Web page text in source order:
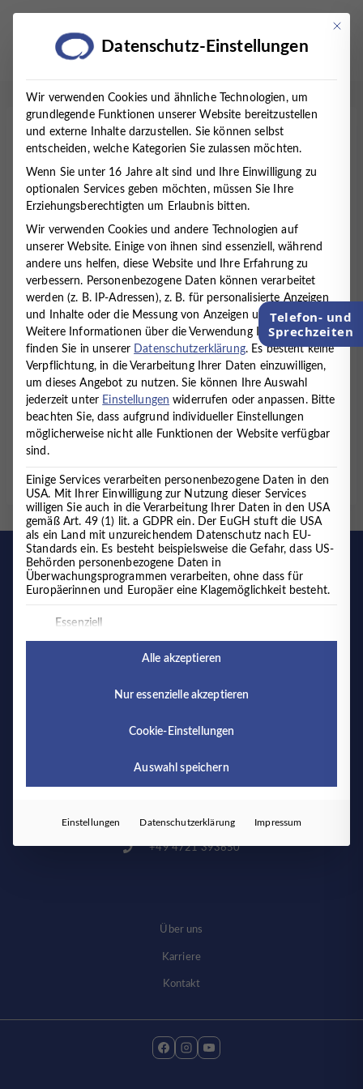
Startseite / Therapien / Psychologische Testungen
Psychologische Testungen für
Kinder und Jugendliche
Kinder ab sechs Jahren durchlaufen im MVZ Timmermann
und Partner standardmäßig eine Intelligenzdiagnostik sowie
eine Konzentrationsdiagnostik. Ergänzend kommen
störungsspezifische Testverfahren zum Einsatz. Dazu
gehören unter anderem Fremdbeurteilungsfragebögen, die
von den Bezugspersonen des Kindes/Jugendlichen (z. B.
Erziehungsberechtigte oder Lehrkräfte) ausgefüllt werden,
sowie bei Jugendlichen zusätzlich
Selbstbeurteilungsfragebögen.
Testung
für körperliche und psychische Gesundheit
+49 4721 393650
Über uns
Karriere
Kontakt
Telefon- und
Sprechzeiten
Mit
Datenschutz-Einstellungen
Wir verwenden Cookies und ähnliche Technologien, um
grundlegende Funktionen unserer Website bereitzustellen
und externe Inhalte darzustellen. Sie können selbst
entscheiden, welche Kategorien Sie zulassen möchten.
Wenn Sie unter 16 Jahre alt sind und Ihre Einwilligung zu
optionalen Services geben möchten, müssen Sie Ihre
Erziehungsberechtigten um Erlaubnis bitten.
Wir verwenden Cookies und andere Technologien auf
unserer Website. Einige von ihnen sind essenziell, während
andere uns helfen, diese Website und Ihre Erfahrung zu
verbessern. Personenbezogene Daten können verarbeitet
werden (z. B. IP-Adressen), z. B. für personalisierte Anzeigen
und Inhalte oder die Messung von Anzeigen und Inhalten.
Weitere Informationen über die Verwendung Ihrer Daten
finden Sie in unserer Datenschutzerklärung. Es besteht keine
Verpflichtung, in die Verarbeitung Ihrer Daten einzuwilligen,
um dieses Angebot zu nutzen. Sie können Ihre Auswahl
jederzeit unter Einstellungen widerrufen oder anpassen. Bitte
beachten Sie, dass aufgrund individueller Einstellungen
möglicherweise nicht alle Funktionen der Website verfügbar
sind.
Einige Services verarbeiten personenbezogene Daten in den
USA. Mit Ihrer Einwilligung zur Nutzung dieser Services
willigen Sie auch in die Verarbeitung Ihrer Daten in den USA
gemäß Art. 49 (1) lit. a GDPR ein. Der EuGH stuft die USA
als ein Land mit unzureichendem Datenschutz nach EU-
Standards ein. Es besteht beispielsweise die Gefahr, dass US-
Behörden personenbezogene Daten in
Überwachungsprogrammen verarbeiten, ohne dass für
Europäerinnen und Europäer eine Klagemöglichkeit besteht.
Es folgt eine Liste der Service-Gruppen, für die eine Einwilligung
Essenziell
Essenzielle Services ermöglichen grundlegende
Funktionen und sind für das ordnungsgemäße
Externe Medien
Plattformen werden standardmäßig blockiert. Wenn
auf diese Inhalte keine manuelle Einwilligung mehr
Alle akzeptieren
Nur essenzielle akzeptieren
Cookie-Einstellungen
Auswahl speichern
Einstellungen Datenschutzerklärung Impressum